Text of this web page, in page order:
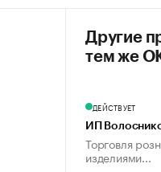
Другие
тем же
ДЕЙСТВУЕТ
ИП
Торговля
изделиями...